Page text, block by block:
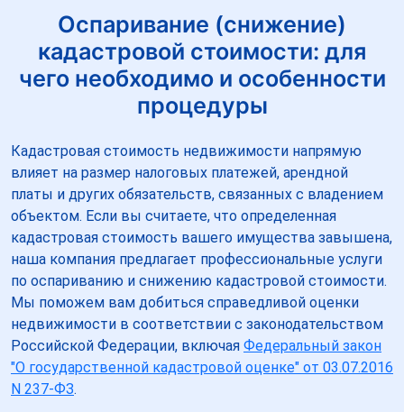
Оспаривание (снижение)
кадастровой стоимости: для
чего необходимо и особенности
процедуры
Кадастровая стоимость недвижимости напрямую
влияет на размер налоговых платежей, арендной
платы и других обязательств, связанных с владением
объектом. Если вы считаете, что определенная
кадастровая стоимость вашего имущества завышена,
наша компания предлагает профессиональные услуги
по оспариванию и снижению кадастровой стоимости.
Мы поможем вам добиться справедливой оценки
недвижимости в соответствии с законодательством
Российской Федерации, включая Федеральный закон
"О государственной кадастровой оценке" от 03.07.2016
N 237-ФЗ.